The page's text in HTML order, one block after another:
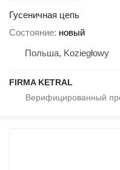
Гусеничная цепь
Состояние новый
Польша, Koziegłowy
FIRMA KETRAL